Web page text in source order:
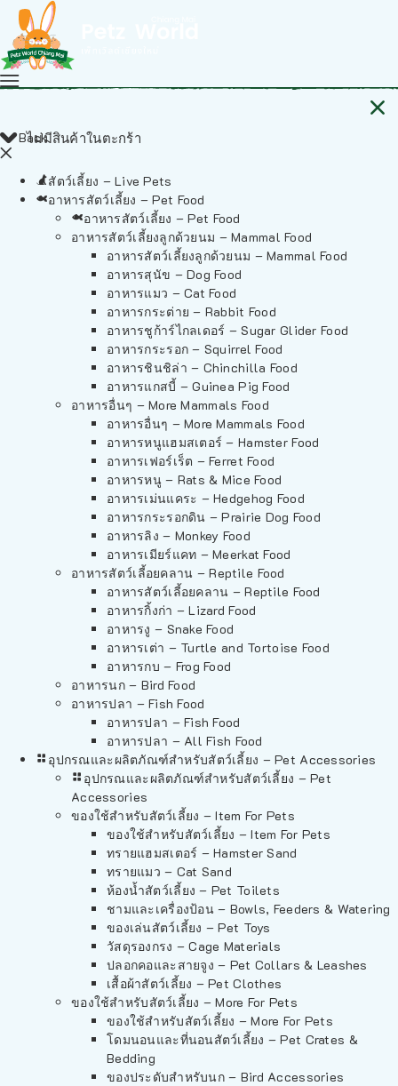
ไม่มีสินค้าในตะกร้า
Back
สัตว์เลี้ยง – Live Pets
อาหารสัตว์เลี้ยง – Pet Food
อาหารสัตว์เลี้ยง – Pet Food
อาหารสัตว์เลี้ยงลูกด้วยนม – Mammal Food
อาหารสัตว์เลี้ยงลูกด้วยนม – Mammal Food
อาหารสุนัข – Dog Food
อาหารแมว – Cat Food
อาหารกระต่าย – Rabbit Food
อาหารชูก้าร์ไกลเดอร์ – Sugar Glider Food
อาหารกระรอก – Squirrel Food
อาหารชินชิล่า – Chinchilla Food
อาหารแกสบี้ – Guinea Pig Food
อาหารอื่นๆ – More Mammals Food
อาหารอื่นๆ – More Mammals Food
อาหารหนูแฮมสเตอร์ – Hamster Food
อาหารเฟอร์เร็ต – Ferret Food
อาหารหนู – Rats & Mice Food
อาหารเม่นแคระ – Hedgehog Food
อาหารกระรอกดิน – Prairie Dog Food
อาหารลิง – Monkey Food
อาหารเมียร์แคท – Meerkat Food
อาหารสัตว์เลี้อยคลาน – Reptile Food
อาหารสัตว์เลี้อยคลาน – Reptile Food
อาหารกิ้งก่า – Lizard Food
อาหารงู – Snake Food
อาหารเต่า – Turtle and Tortoise Food
อาหารกบ – Frog Food
อาหารนก – Bird Food
อาหารปลา – Fish Food
อาหารปลา – Fish Food
อาหารปลา – All Fish Food
อุปกรณและผลิตภัณฑ์สำหรับสัตว์เลี้ยง – Pet Accessories
อุปกรณและผลิตภัณฑ์สำหรับสัตว์เลี้ยง – Pet
Accessories
ของใช้สำหรับสัตว์เลี้ยง – Item For Pets
ของใช้สำหรับสัตว์เลี้ยง – Item For Pets
ทรายแฮมสเตอร์ – Hamster Sand
ทรายแมว – Cat Sand
ห้องน้ำสัตว์เลี้ยง – Pet Toilets
ชามและเครื่องป้อน – Bowls, Feeders & Watering
ของเล่นสัตว์เลี้ยง – Pet Toys
วัสดุรองกรง – Cage Materials
ปลอกคอและสายจูง – Pet Collars & Leashes
เสื้อผ้าสัตว์เลี้ยง – Pet Clothes
ของใช้สำหรับสัตว์เลี้ยง – More For Pets
ของใช้สำหรับสัตว์เลี้ยง – More For Pets
โดมนอนและที่นอนสัตว์เลี้ยง – Pet Crates &
Bedding
ของประดับสำหรับนก – Bird Accessories